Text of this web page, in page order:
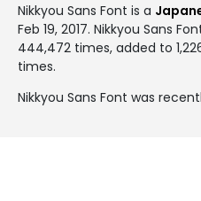
Nikkyou Sans Font is a
Feb 19, 2017. Nikkyou Sans
444,472 times, added to
times.
Nikkyou Sans Font was